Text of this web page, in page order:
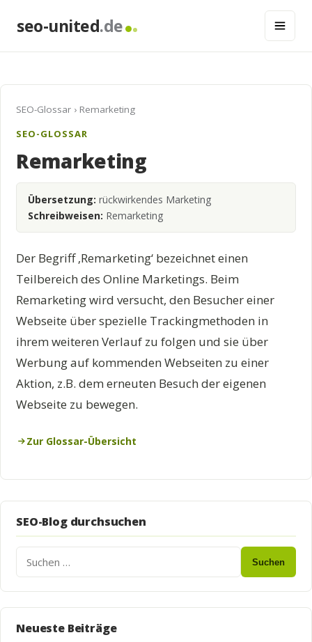
seo-united.de
SEO-Glossar › Remarketing
SEO-GLOSSAR
Remarketing
Übersetzung: rückwirkendes Marketing
Schreibweisen: Remarketing
Der Begriff ‚Remarketing‘ bezeichnet einen
Teilbereich des Online Marketings. Beim
Remarketing wird versucht, den Besucher einer
Webseite über spezielle Trackingmethoden in
ihrem weiteren Verlauf zu folgen und sie über
Werbung auf kommenden Webseiten zu einer
Aktion, z.B. dem erneuten Besuch der eigenen
Webseite zu bewegen.
Zur Glossar-Übersicht
SEO-Blog durchsuchen
Suchen
Neueste Beiträge